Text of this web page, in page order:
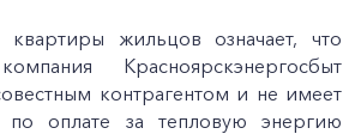
жильцов означает, что
Красноярскэнергосбыт
контрагентом и не имеет
по оплате за тепловую энергию